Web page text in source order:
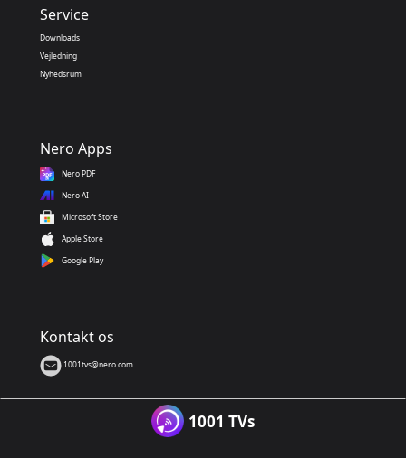
Service
Downloads
Vejledning
Nyhedsrum
Nero Apps
Nero PDF
Nero AI
Microsoft Store
Apple Store
Google Play
Kontakt os
1001tvs@nero.com
1001 TVs